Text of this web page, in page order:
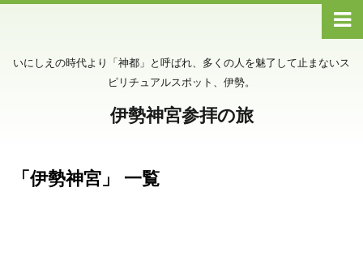
いにしえの時代より「神都」と呼ばれ、多くの人を魅了して止まないス
ピリチュアルスポット、伊勢。
伊勢神宮参拝の旅
「伊勢神宮」 一覧